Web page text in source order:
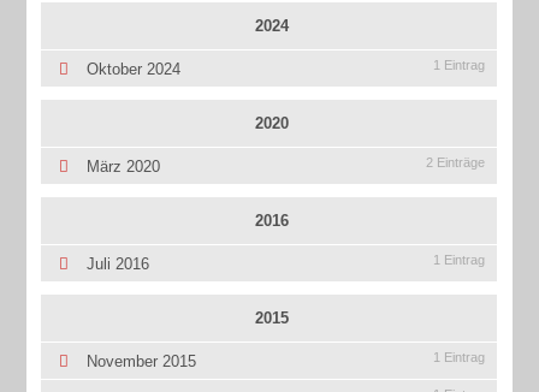
2024
Oktober 2024 1 Eintrag
2020
März 2020 2 Einträge
2016
Juli 2016 1 Eintrag
2015
November 2015 1 Eintrag